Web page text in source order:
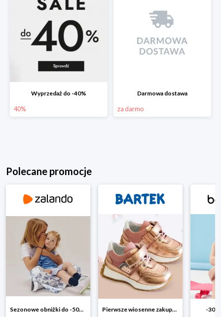
Wyprzedaż do -40%
40%
Darmowa dostawa
za darmo
Polecane promocje
Pierwsze wiosenne zakupy -20% -30% na wszystko!! -40%